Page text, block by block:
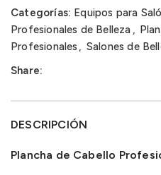
Categorías: Equipos para
Profesionales de Belleza ,
Profesionales , Salones de
Share:
DESCRIPCIÓN
Plancha de Cabello